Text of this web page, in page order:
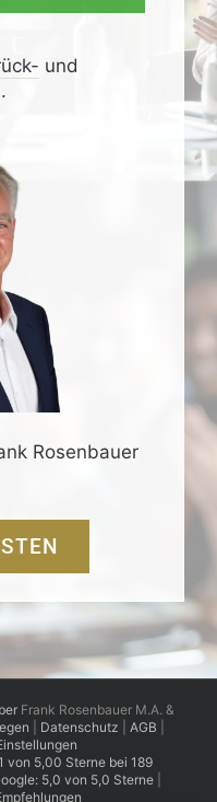
und
Rosenbauer
Frank Rosenbauer M.A. &
Datenschutz AGB
von 5,00 Sterne bei 189
5,0 von 5,0 Sterne|